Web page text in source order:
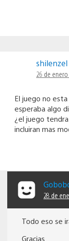
shilenzel
26 de
El juego no
esperaba algo
¿el juego
incluiran mas
28 de
Todo eso se
Gracias